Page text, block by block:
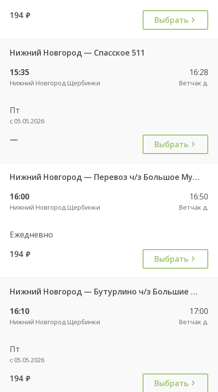
194 руб. Выбрать
Нижний Новгород — Спасское 511
15:35
Нижний Новгород Щербинки
16:28
Ветчак д.
Пт
с 05.05.2026
— Выбрать
Нижний Новгород — Перевоз ч/з Большое Мурашкино 525
16:00
Нижний Новгород Щербинки
16:50
Ветчак д.
Ежедневно
194 руб. Выбрать
Нижний Новгород — Бутурлино ч/з Большие Бакалды 520А
16:10
Нижний Новгород Щербинки
17:00
Ветчак д.
Пт
с 05.05.2026
194 руб. Выбрать